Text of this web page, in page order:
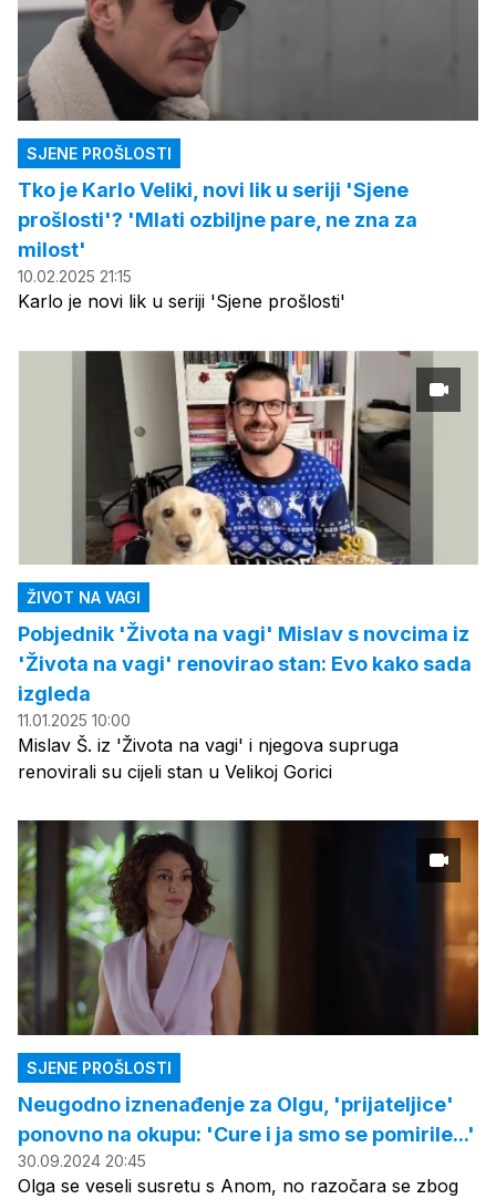
SJENE PROŠLOSTI
Tko je Karlo Veliki, novi lik u seriji 'Sjene
prošlosti'? 'Mlati ozbiljne pare, ne zna za
milost'
10.02.2025 21:15
Karlo je novi lik u seriji 'Sjene prošlosti'
ŽIVOT NA VAGI
Pobjednik 'Života na vagi' Mislav s novcima iz
'Života na vagi' renovirao stan: Evo kako sada
izgleda
11.01.2025 10:00
Mislav Š. iz 'Života na vagi' i njegova supruga
renovirali su cijeli stan u Velikoj Gorici
SJENE PROŠLOSTI
Neugodno iznenađenje za Olgu, 'prijateljice'
ponovno na okupu: 'Cure i ja smo se pomirile...'
30.09.2024 20:45
Olga se veseli susretu s Anom, no razočara se zbog